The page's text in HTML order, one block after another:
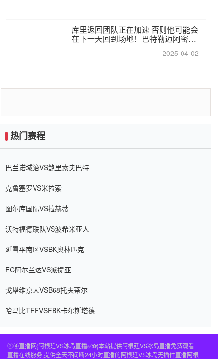
库里返回团队正在加速 否则他可能会
在下一天回到场地！巴特勒迈阿密的
2025-04-02
热门赛程
巴兰诺域治VS鲍里索夫巴特
克鲁塞罗VS米拉索
图尔库国际VS拉赫蒂
沃特福德联队VS波希米亚人
延雪平南区VSBK奥林匹克
FC阿尔兰达VS派提亚
戈塔维京人VSB68托夫蒂尔
哈马比TFFVSFBK卡尔斯塔德
②④直播网{阿根廷VS冰岛直播✅⚽️}本站提供阿根廷VS冰岛直播免费观看
直播在线服务,提供全天不间断24小时直播的阿根廷VS冰岛无插件直播阿根